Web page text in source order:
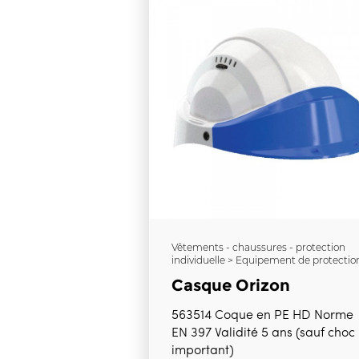
Vêtements - chaussures - protection
individuelle > Equipement de
Casque Orizon
563514 Coque en PE HD Norme
EN 397 Validité 5 ans (sauf choc
important)